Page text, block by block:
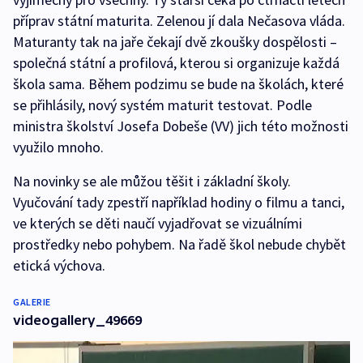
příprav státní maturita. Zelenou jí dala Nečasova vláda.
Maturanty tak na jaře čekají dvě zkoušky dospělosti –
společná státní a profilová, kterou si organizuje každá
škola sama. Během podzimu se bude na školách, které
se přihlásily, nový systém maturit testovat. Podle
ministra školství Josefa Dobeše (VV) jich této možnosti
využilo mnoho.
Na novinky se ale můžou těšit i základní školy.
Vyučování tady zpestří například hodiny o filmu a tanci,
ve kterých se děti naučí vyjadřovat se vizuálními
prostředky nebo pohybem. Na řadě škol nebude chybět
etická výchova.
GALERIE
videogallery_49669